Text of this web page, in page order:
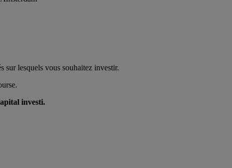
sur lesquels vous souhaitez investir.
investi.